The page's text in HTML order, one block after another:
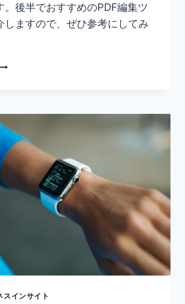
。後半でおすすめのPDF編集ツ
しますので、ぜひ参考にしてみ
【PDF
ト】
PDF
編
集
ツ
スインサイト